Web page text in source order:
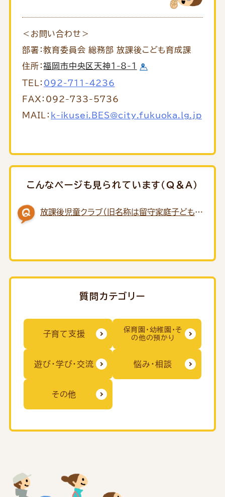
＜お問い合わせ＞
部署：教育委員会 総務部 放課後こども育成課
住所：福岡市中央区天神1-8-1
TEL： 092-711-4236
FAX：092-733-5736
MAIL： k-ikusei.BES@city.fukuoka.lg.jp
こんなページも見られています（Q＆A）
放課後児童クラブ（旧名称は留守家庭子ども
質問カテゴリー
子育て支援
保育園・幼稚園・そ
の他の預かり
遊び・学び・交流 悩み・相談
その他